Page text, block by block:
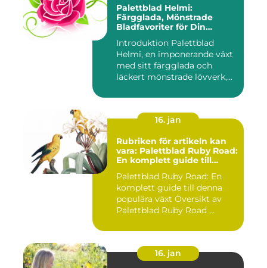
Palettblad Helmi:
Färgglada, Mönstrade
Bladfavoriter för Din
Introduktion Palettblad
Helmi, en imponerande växt
med sitt färgglada och
läckert mönstrade lövverk,...
16. jan
Rubriken för artikeln kan
vara: Palettblad Ruby Road:
En komplett guide till
Palettblad Ruby Road: En
komplett guide till denna
populära växt Översikt av
Palettblad Ruby Road ...
16. jan